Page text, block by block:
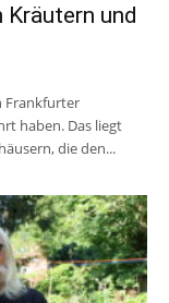
und
Frankfurter
haben. Das liegt
die den...